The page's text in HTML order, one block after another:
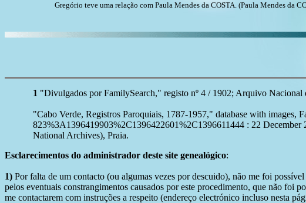
Gregório teve uma relação com Paula Mendes da COSTA. (Paula Mendes da
1 "Divulgados por FamilySearch," registo nº 4 / 1902; Arquivo Nacional
"Cabo Verde, Registros Paroquiais, 1787-1957," database with
823%3A1396419903%2C1396422601%2C1396611444 : 22
National Archives), Praia.
Esclarecimentos do administrador deste site genealógico:
1) Por falta de um contacto (ou algumas vezes por descuido), não me foi
pelos eventuais constrangimentos causados por este procedimento, que não foi
me contactarem com instruções a respeito (endereço electrónico incluso nesta